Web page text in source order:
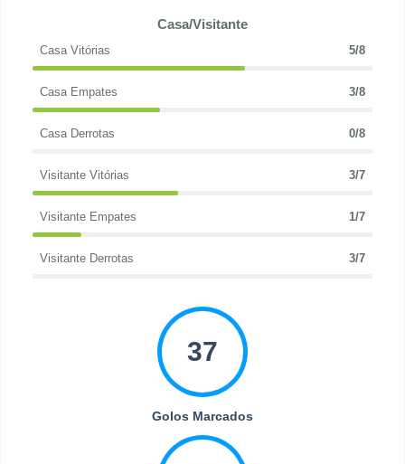
Casa/Visitante
Casa Vitórias 5/8
Casa Empates 3/8
Casa Derrotas 0/8
Visitante Vitórias 3/7
Visitante Empates 1/7
Visitante Derrotas 3/7
37
Golos Marcados